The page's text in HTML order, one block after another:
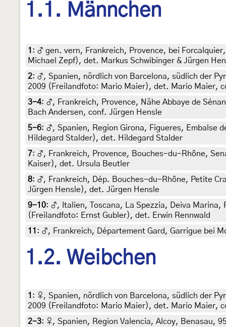
1.1. Männchen
1 : ♂ gen. vern, Frankreich, Provence, bei
Michael Zepf), det. Markus Schwibinger & Jürgen
2: ♂, Spanien, nördlich von Barcelona, südlich der
2009 (Freilandfoto: Mario Maier), det. Mario Maier,
3-4: ♂, Frankreich, Provence, Nähe Abbaye de
Bach Andersen, conf. Jürgen Hensle
5-6: ♂, Spanien, Region Girona, Figueres, Embalse
Hildegard Stalder), det. Hildegard Stalder
7: ♂, Frankreich, Provence, Bouches-du-Rhône,
Kaiser), det. Ursula Beutler
8: ♂, Frankreich, Dép. Bouches-du-Rhône, Petite
Jürgen Hensle), det. Jürgen Hensle
9-10: ♂, Italien, Toscana, La Spezzia, Deiva Marina,
(Freilandfoto: Ernst Gubler), det. Erwin Rennwald
11 : ♂, Frankreich, Département Gard, Garrigue bei
1.2. Weibchen
1 : ♀, Spanien, nördlich von Barcelona, südlich der
2009 (Freilandfoto: Mario Maier), det. Mario Maier,
2-3: ♀, Spanien, Region Valencia, Alcoy, Benasau,